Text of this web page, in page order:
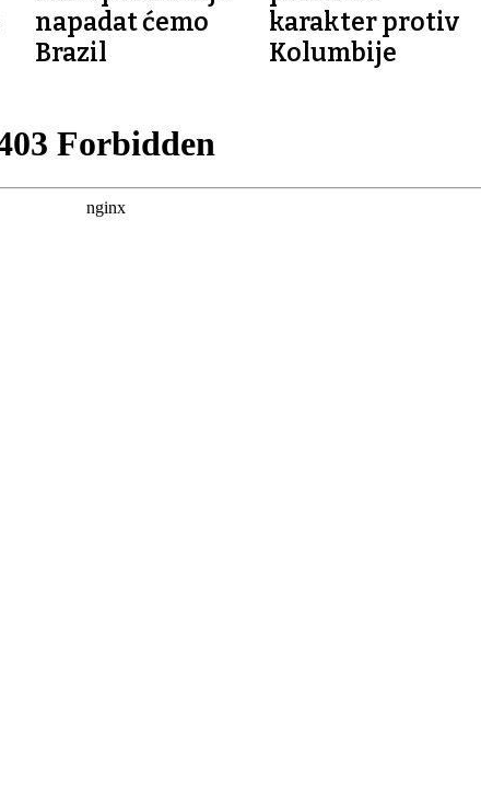
napadat ćemo
Brazil
karakter protiv
Kolumbije